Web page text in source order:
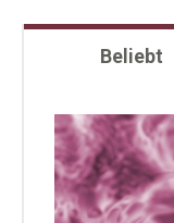
Beliebt